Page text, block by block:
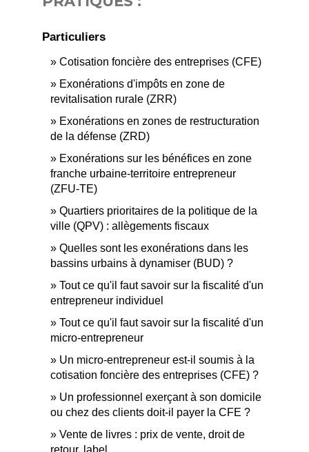
Particuliers
Cotisation foncière des entreprises (CFE)
Exonérations d'impôts en zone de
revitalisation rurale (ZRR)
Exonérations en zones de restructuration
de la défense (ZRD)
Exonérations sur les bénéfices en zone
franche urbaine-territoire entrepreneur
(ZFU-TE)
Quartiers prioritaires de la politique de la
ville (QPV) : allègements fiscaux
Quelles sont les exonérations dans les
bassins urbains à dynamiser (BUD) ?
Tout ce qu'il faut savoir sur la fiscalité d'un
entrepreneur individuel
Tout ce qu'il faut savoir sur la fiscalité d'un
micro-entrepreneur
Un micro-entrepreneur est-il soumis à la
cotisation foncière des entreprises (CFE) ?
Un professionnel exerçant à son domicile
ou chez des clients doit-il payer la CFE ?
Vente de livres : prix de vente, droit de